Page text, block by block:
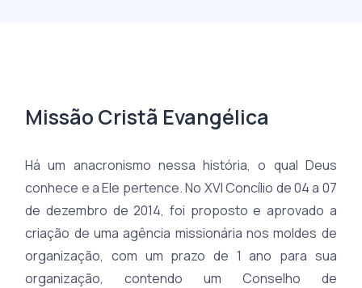
Missão Cristã Evangélica
Há um anacronismo nessa história, o qual Deus
conhece e a Ele pertence. No XVI Concílio de 04 a 07
de dezembro de 2014, foi proposto e aprovado a
criação de uma agência missionária nos moldes de
organização, com um prazo de 1 ano para sua
organização, contendo um Conselho de